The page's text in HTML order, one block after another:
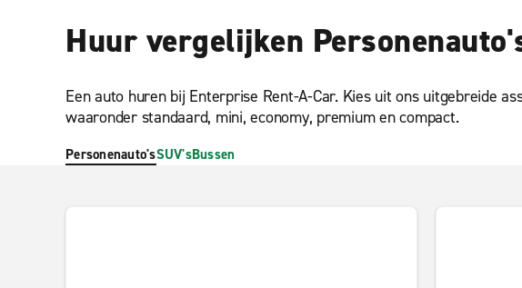
Huur vergelijken
Een auto huren bij Enterprise Rent-A-Car. Kies uit ons uitgebreide
waaronder standaard, mini, economy, premium en compact.
Personenauto'sSUV'sBussen